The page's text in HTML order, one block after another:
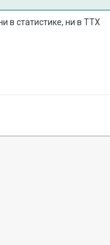
в статистике, ни в ТТХ